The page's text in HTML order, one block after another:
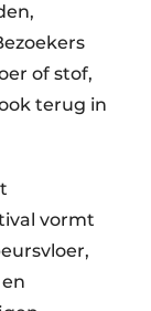
of stof,
terug in
vormt